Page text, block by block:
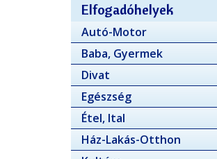
Elfogadóhelyek
Autó-Motor
Baba, Gyermek
Divat
Egészség
Étel, Ital
Ház-Lakás-Otthon